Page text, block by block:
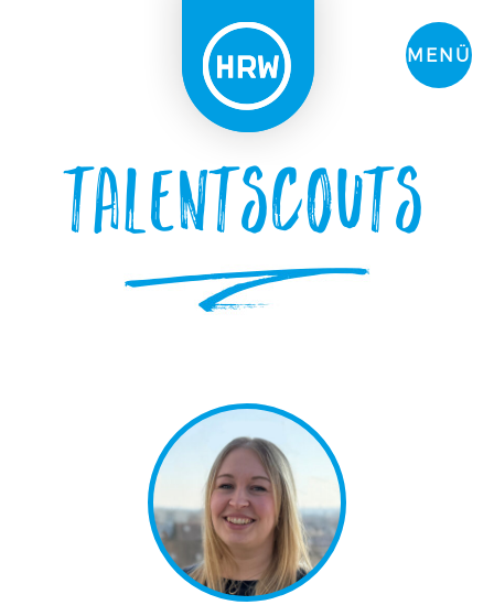
MENÜ
Talentscouts